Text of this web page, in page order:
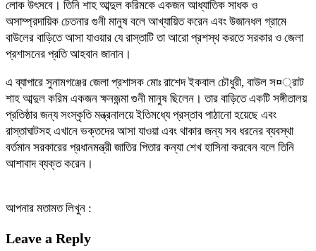
লোক উৎসবে। তিনি শাহ আব্দুল করিমকে একজন আধ্যাতিক সাধক ও
অসাম্প্রদায়িক চেতনার গুনী মানুষ বলে আখ্যায়িত করেন এবং উজানধল গ্রামে
বাউলের বাড়িতে আসা যাওয়ার যে রাস্তাটি তা আরো প্রশস্থ করতে সরকার ও জেলা
প্রশাসনের প্রতি আহবান জানান।
এ ব্যাপারে সুনামগঞ্জের জেলা প্রশাসক মোঃ রাশেদ ইকবাল চৌধুরী, বাউল স¤্রাট
শাহ আব্দুল করিম একজন ক্ষনজন্মা গুনী মানুষ ছিলেন। তার বাড়িতে একটি সঙ্গীতালয়
প্রতিষ্ঠার জন্য সংস্কৃতি মন্ত্রনালয়ে ইতিমধ্যে প্রস্তাব পাঠানো হয়েছে এবং
রাস্তাঘাটসহ এখানে ভক্তদের আসা যাওয়া এবং থাকার জন্য সব ধরনের ব্যবস্থা
বর্তমান সরকারের প্রধানমন্ত্রী জাতির পিতার কন্যা শেখ হাসিনা করবেন বলে তিনি
আশাবাদ ব্যক্ত করেন।
আপনার মতামত লিখুন :
Leave a Reply